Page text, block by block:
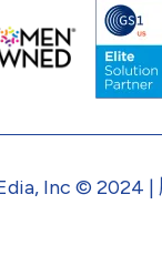
Inc © 2024 |